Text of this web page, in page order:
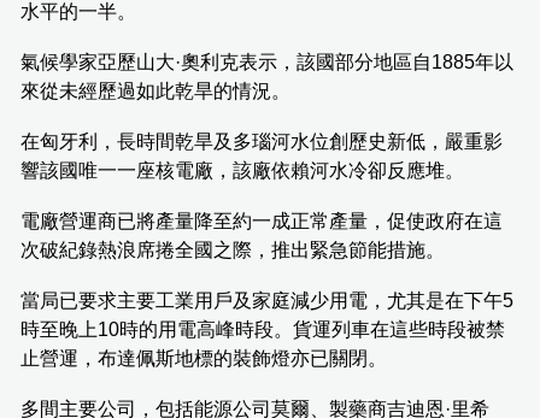
水平的一半。
氣候學家亞歷山大·奧利克表示，該國部分地區自1885年以
來從未經歷過如此乾旱的情況。
在匈牙利，長時間乾旱及多瑙河水位創歷史新低，嚴重影
響該國唯一一座核電廠，該廠依賴河水冷卻反應堆。
電廠營運商已將產量降至約一成正常產量，促使政府在這
次破紀錄熱浪席捲全國之際，推出緊急節能措施。
當局已要求主要工業用戶及家庭減少用電，尤其是在下午5
時至晚上10時的用電高峰時段。貨運列車在這些時段被禁
止營運，布達佩斯地標的裝飾燈亦已關閉。
多間主要公司，包括能源公司莫爾、製藥商吉迪恩·里希